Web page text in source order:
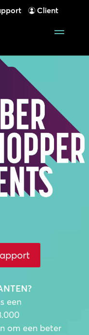
Client
een
om een beter